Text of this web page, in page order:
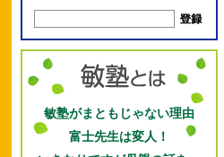
敏塾がまともじゃない理由
富士先生は変人！